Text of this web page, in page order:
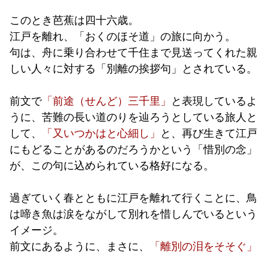
このとき芭蕉は四十六歳。
江戸を離れ、「おくのほそ道」の旅に向かう。
句は、舟に乗り合わせて千住まで見送ってくれた親
しい人々に対する「別離の挨拶句」とされている。
前文で「前途（せんど）三千里」
と表現しているよ
うに、苦難の長い道のりを辿ろうとしている旅人と
して、
「 又いつかはと心細し」
と、再び生きて江戸
にもどることがあるのだろうかという「惜別の念」
が、この句に込められている格好になる。
過ぎていく春とともに江戸を離れて行くことに、鳥
は啼き魚は涙をながして別れを惜しんでいるという
イメージ。
前文にあるように、まさに、
「 離別の泪をそそぐ」